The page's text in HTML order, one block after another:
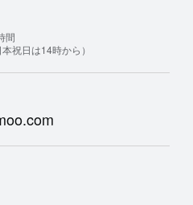
間
祝日は14時から）